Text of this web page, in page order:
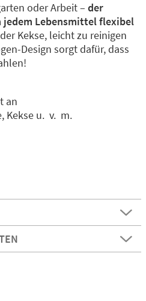
oder Arbeit – der
jedem Lebensmittel flexibel
Kekse, leicht zu reinigen
Design sorgt dafür, dass
an
Kekse u. v. m.